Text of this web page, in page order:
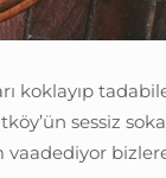
koklayıp
sessiz